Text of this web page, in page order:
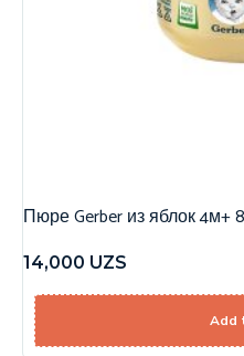
Пюре Gerber из яблок 4м+
14,000 UZS
Add